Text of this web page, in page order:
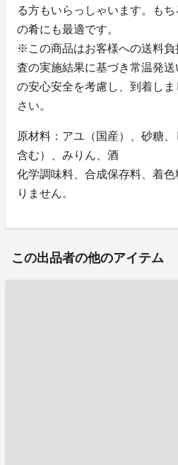
る方もいらっしゃいます。も
の肴にも最適です。
※この商品はお客様への送料
査の実施結果に基づき常温発
の安心安全を考慮し、到着し
さい。
原材料：アユ（国産）、砂糖
含む）、みりん、酒
化学調味料、合成保存料、着
りません。
この出品者の他のアイテム